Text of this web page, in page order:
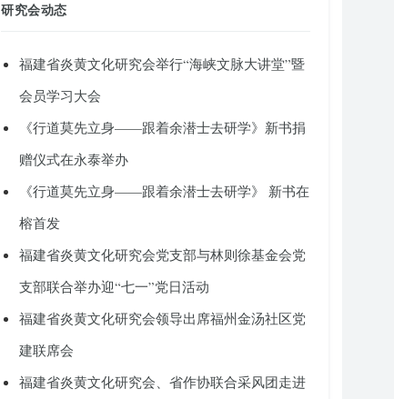
研究会动态
福建省炎黄文化研究会举行“海峡文脉大讲堂”暨
会员学习大会
《行道莫先立身——跟着余潜士去研学》新书捐
赠仪式在永泰举办
《行道莫先立身——跟着余潜士去研学》 新书在
榕首发
福建省炎黄文化研究会党支部与林则徐基金会党
支部联合举办迎“七一”党日活动
福建省炎黄文化研究会领导出席福州金汤社区党
建联席会
福建省炎黄文化研究会、省作协联合采风团走进